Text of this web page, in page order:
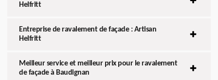
Helfritt
Entreprise de ravalement de façade : Artisan
Helfritt
Meilleur service et meilleur prix pour le ravalement
de façade à Baudignan